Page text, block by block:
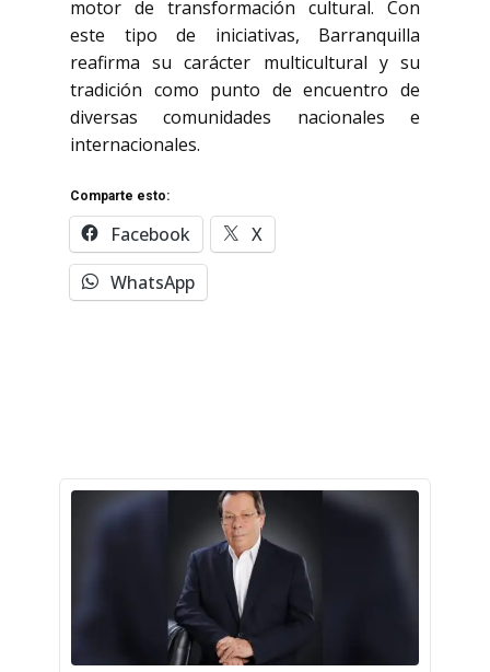
motor de transformación cultural. Con
este tipo de iniciativas, Barranquilla
reafirma su carácter multicultural y su
tradición como punto de encuentro de
diversas comunidades nacionales e
internacionales.
Comparte esto:
Facebook
X
WhatsApp